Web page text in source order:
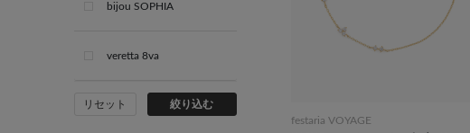
bijou SOPHIA
veretta 8va
リセット 絞り込む
festaria VOYAGE